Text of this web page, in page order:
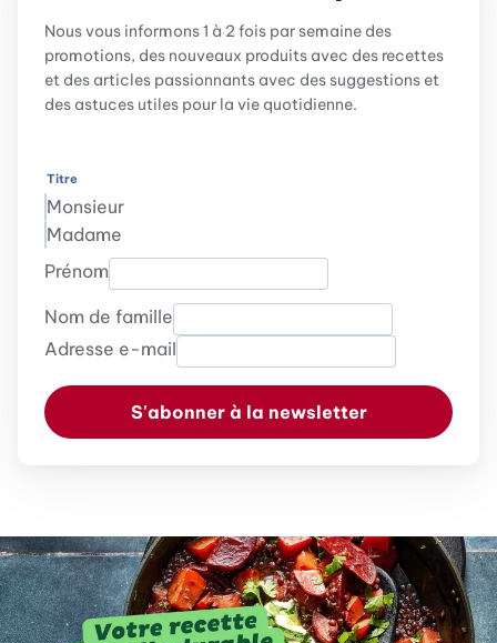
Nous vous informons 1 à 2 fois par semaine des
promotions, des nouveaux produits avec des recettes
et des articles passionnants avec des suggestions et
des astuces utiles pour la vie quotidienne.
Titre
Monsieur
Madame
Prénom
Nom de famille
Adresse e-mail
S'abonner à la newsletter